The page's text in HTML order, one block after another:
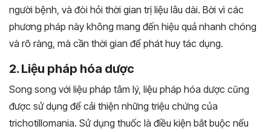
người bệnh, và đòi hỏi thời gian trị liệu lâu dài. Bời vì các
phương pháp này không mang đến hiệu quả nhanh chóng
và rõ ràng, mà cần thời gian để phát huy tác dụng.
2. Liệu pháp hóa dược
Song song với liệu pháp tâm lý, liệu pháp hóa dược cũng
được sử dụng để cải thiện những triệu chứng của
trichotillomania. Sử dụng thuốc là điều kiện bắt buộc nếu